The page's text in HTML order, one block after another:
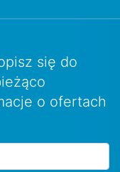
się do
o ofertach